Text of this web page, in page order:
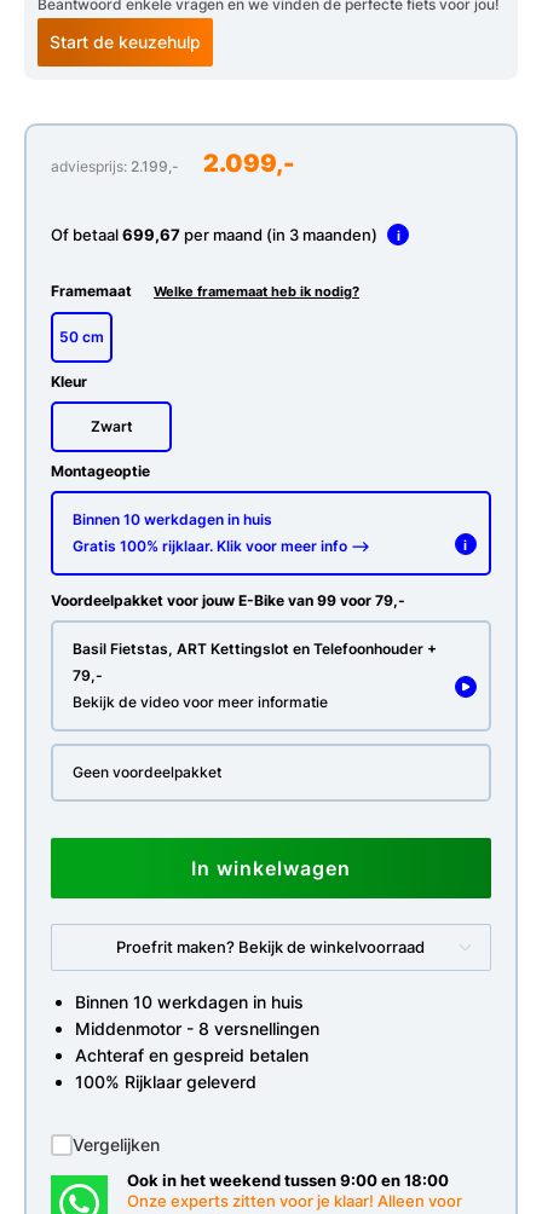
Beantwoord enkele vragen en we vinden de perfecte fiets voor jou!
Start de keuzehulp
adviesprijs: 2.199,- 2.099,-
Of betaal699,67 per maand (in 3 maanden) i
Framemaat Welke framemaat heb ik nodig?
50 cm
Kleur
Zwart
Montageoptie
Binnen 10 werkdagen in huis
Gratis 100% rijklaar. Klik voor meer info -->
i
Voordeelpakket voor jouw E-Bike van 99 voor 79,-
Basil Fietstas, ART Kettingslot en Telefoonhouder +
79,-
Bekijk de video voor meer informatie
Geen voordeelpakket
In winkelwagen
Proefrit maken? Bekijk de winkelvoorraad
Binnen 10 werkdagen in huis
Middenmotor - 8 versnellingen
Achteraf en gespreid betalen
100% Rijklaar geleverd
Vergelijken
Ook in het weekend tussen 9:00 en 18:00
Onze experts zitten voor je klaar! Alleen voor